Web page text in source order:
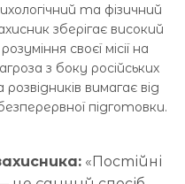
та фізичний
зберігає високий
своєї місії на
з боку російських
вимагає від
підготовки.
«Постійні